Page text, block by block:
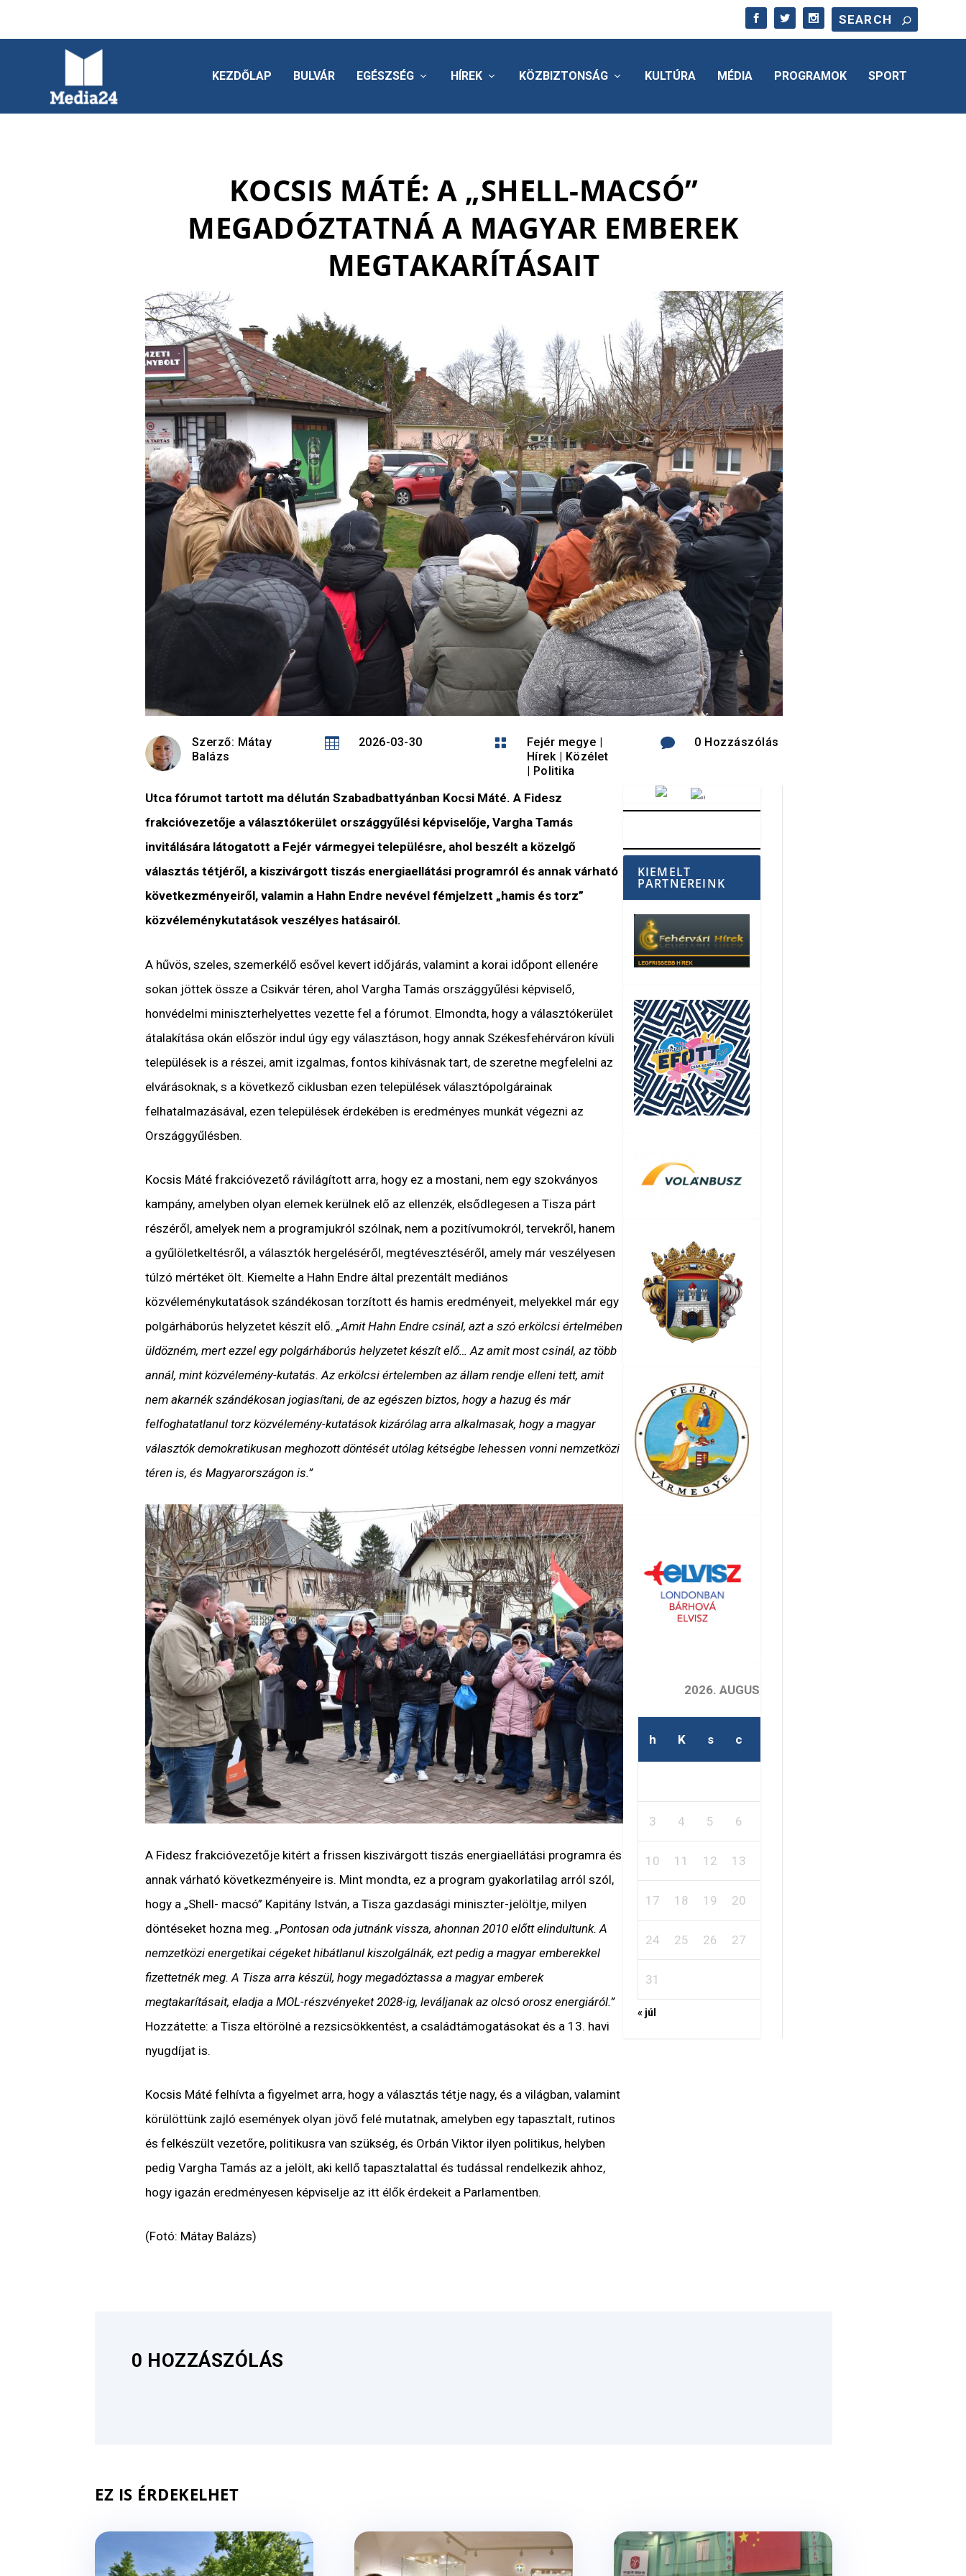
KEZDŐLAP BULVÁR EGÉSZSÉG HÍREK KÖZBIZTONSÁG KULTÚRA MÉDIA PROGRAMOK SPORT
KOCSIS MÁTÉ: A „SHELL-MACSÓ”
MEGADÓZTATNÁ A MAGYAR EMBEREK
MEGTAKARÍTÁSAIT
Szerző: Mátay
Balázs
 2026-03-30  Fejér megye
Hírek|
Közélet
Politika
 0 Hozzászólás
Utca fórumot tartott ma délután Szabadbattyánban Kocsi Máté. A Fidesz
frakcióvezetője a választókerület országgyűlési képviselője, Vargha Tamás
invitálására látogatott a Fejér vármegyei településre, ahol beszélt a közelgő
választás tétjéről, a kiszivárgott tiszás energiaellátási programról és annak várható
következményeiről, valamin a Hahn Endre nevével fémjelzett „hamis és torz”
közvéleménykutatások veszélyes hatásairól.
A hűvös, szeles, szemerkélő esővel kevert időjárás, valamint a korai időpont ellenére
sokan jöttek össze a Csikvár téren, ahol Vargha Tamás országgyűlési képviselő,
honvédelmi miniszterhelyettes vezette fel a fórumot. Elmondta, hogy a választókerület
átalakítása okán először indul úgy egy választáson, hogy annak Székesfehérváron kívüli
települések is a részei, amit izgalmas, fontos kihívásnak tart, de szeretne megfelelni az
elvárásoknak, s a következő ciklusban ezen települések választópolgárainak
felhatalmazásával, ezen települések érdekében is eredményes munkát végezni az
Országgyűlésben.
Kocsis Máté frakcióvezető rávilágított arra, hogy ez a mostani, nem egy szokványos
kampány, amelyben olyan elemek kerülnek elő az ellenzék, elsődlegesen a Tisza párt
részéről, amelyek nem a programjukról szólnak, nem a pozitívumokról, tervekről, hanem
a gyűlöletkeltésről, a választók hergeléséről, megtévesztéséről, amely már veszélyesen
túlzó mértéket ölt. Kiemelte a Hahn Endre által prezentált mediános
közvéleménykutatások szándékosan torzított és hamis eredményeit, melyekkel már egy
polgárháborús helyzetet készít elő. „Amit Hahn Endre csinál, azt a szó erkölcsi értelmében
üldözném, mert ezzel egy polgárháborús helyzetet készít elő… Az amit most csinál, az több
annál, mint közvélemény-kutatás. Az erkölcsi értelemben az állam rendje elleni tett, amit
nem akarnék szándékosan jogiasítani, de az egészen biztos, hogy a hazug és már
felfoghatatlanul torz közvélemény-kutatások kizárólag arra alkalmasak, hogy a magyar
választók demokratikusan meghozott döntését utólag kétségbe lehessen vonni nemzetközi
téren is, és Magyarországon is.”
A Fidesz frakcióvezetője kitért a frissen kiszivárgott tiszás energiaellátási programra és
annak várható következményeire is. Mint mondta, ez a program gyakorlatilag arról szól,
hogy a „Shell- macsó” Kapitány István, a Tisza gazdasági miniszter-jelöltje, milyen
döntéseket hozna meg. „Pontosan oda jutnánk vissza, ahonnan 2010 előtt elindultunk. A
nemzetközi energetikai cégeket hibátlanul kiszolgálnák, ezt pedig a magyar emberekkel
fizettetnék meg. A Tisza arra készül, hogy megadóztassa a magyar emberek
megtakarításait, eladja a MOL-részvényeket 2028-ig, leváljanak az olcsó orosz energiáról.”
Hozzátette: a Tisza eltörölné a rezsicsökkentést, a családtámogatásokat és a 13. havi
nyugdíjat is.
Kocsis Máté felhívta a figyelmet arra, hogy a választás tétje nagy, és a világban, valamint
körülöttünk zajló események olyan jövő felé mutatnak, amelyben egy tapasztalt, rutinos
és felkészült vezetőre, politikusra van szükség, és Orbán Viktor ilyen politikus, helyben
pedig Vargha Tamás az a jelölt, aki kellő tapasztalattal és tudással rendelkezik ahhoz,
hogy igazán eredményesen képviselje az itt élők érdekeit a Parlamentben.
(Fotó: Mátay Balázs)
KIEMELT
PARTNEREINK
2026. AUGUSZTUS
h K s c
3 4 5 6
10 11 12 13
17 18 19 20
24 25 26 27
31
« júl
0 HOZZÁSZÓLÁS
EZ IS ÉRDEKELHET